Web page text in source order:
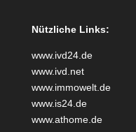
Nützliche Links:
www.ivd24.de
www.ivd.net
www.immowelt.de
www.is24.de
www.athome.de